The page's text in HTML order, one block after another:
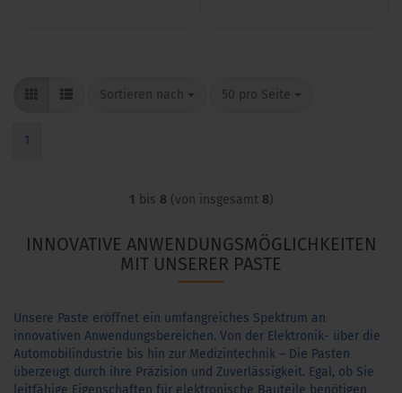
Sortieren nach
Sortieren nach 50 pro Seite
pro Seite
1
1 bis 8 (von insgesamt 8)
INNOVATIVE ANWENDUNGSMÖGLICHKEITEN
MIT UNSERER PASTE
Unsere Paste eröffnet ein umfangreiches Spektrum an
innovativen Anwendungsbereichen. Von der Elektronik- über die
Automobilindustrie bis hin zur Medizintechnik – Die Pasten
überzeugt durch ihre Präzision und Zuverlässigkeit. Egal, ob Sie
leitfähige Eigenschaften für elektronische Bauteile benötigen